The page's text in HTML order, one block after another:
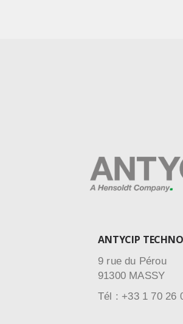
ANTYCIP
9 rue du Pérou
91300 MASSY
Tél : +33 1 70 26